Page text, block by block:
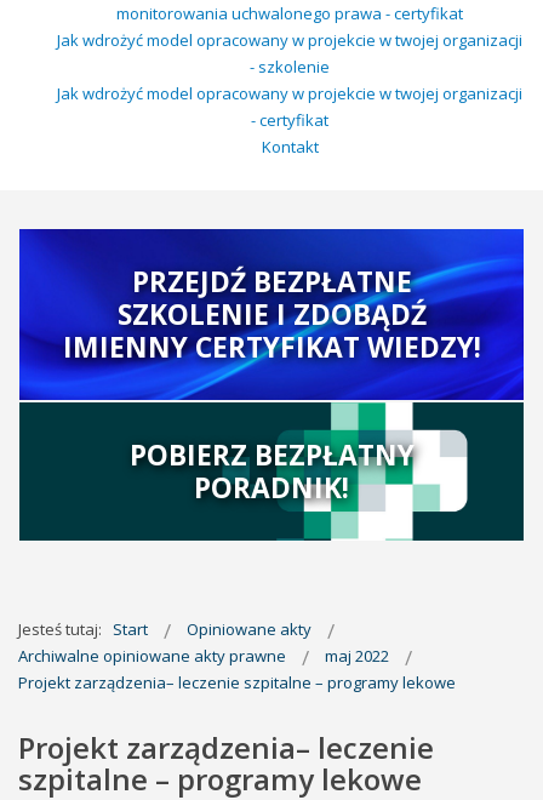
monitorowania uchwalonego prawa - certyfikat
Jak wdrożyć model opracowany w projekcie w twojej organizacji
- szkolenie
Jak wdrożyć model opracowany w projekcie w twojej organizacji
- certyfikat
Kontakt
PRZEJDŹ BEZPŁATNE
SZKOLENIE I ZDOBĄDŹ
IMIENNY CERTYFIKAT WIEDZY!
POBIERZ BEZPŁATNY
PORADNIK!
Jesteś tutaj: Start
Opiniowane akty
Archiwalne opiniowane akty prawne
maj 2022
Projekt zarządzenia– leczenie szpitalne – programy lekowe
Projekt zarządzenia– leczenie
szpitalne – programy lekowe